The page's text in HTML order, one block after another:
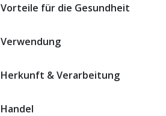
Vorteile für die Gesundheit
Verwendung
Herkunft & Verarbeitung
Handel